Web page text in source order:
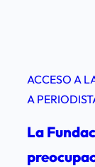
ACCESO A
A
La